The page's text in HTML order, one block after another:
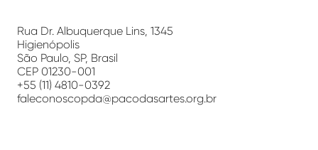
Artes
Rua Dr. Albuquerque Lins, 1345
Higienópolis
São Paulo, SP, Brasil
CEP 01230-001
+55 (11) 4810-0392
faleconoscopda@pacodasartes.org.br